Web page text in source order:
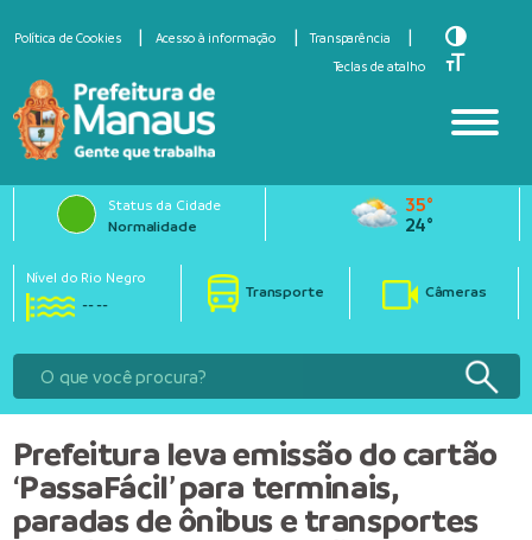
Política de Cookies Acesso à informação
Transparência
Teclas de atalho
Toggle
Toggle
Status da Cidade
Normalidade
35°
24°
Nível do Rio Negro
-- --
Transporte Câmeras
Prefeitura leva emissão do cartão
‘PassaFácil’ para terminais,
paradas de ônibus e transportes